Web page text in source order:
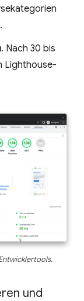
. Nach 30 bis
Lighthouse-
und